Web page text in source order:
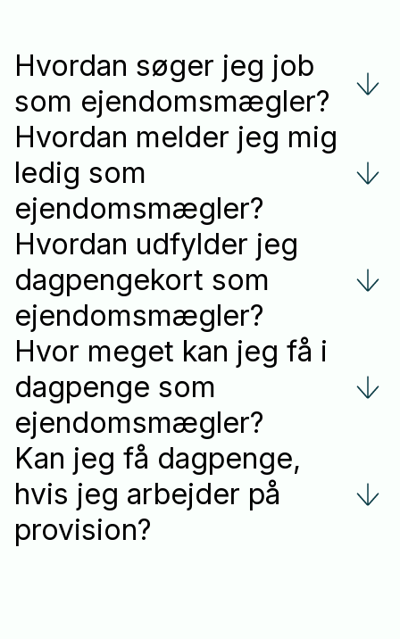
Hvordan søger jeg job
som ejendomsmægler?
Hvordan melder jeg mig
ledig som
ejendomsmægler?
Hvordan udfylder jeg
dagpengekort som
ejendomsmægler?
Hvor meget kan jeg få i
dagpenge som
ejendomsmægler?
Kan jeg få dagpenge,
hvis jeg arbejder på
provision?